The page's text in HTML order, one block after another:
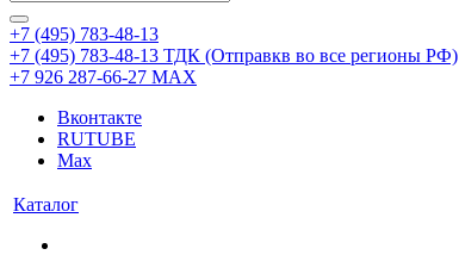
+7 (495) 783-48-13
+7 (495) 783-48-13 ТДК (Отправкв во все регионы РФ)
+7 926 287-66-27 МАХ
Вконтакте
RUTUBE
Max
Каталог